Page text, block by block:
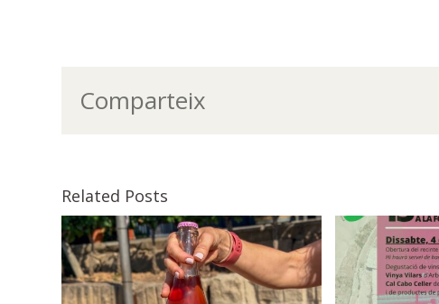
Comparteix
Related Posts